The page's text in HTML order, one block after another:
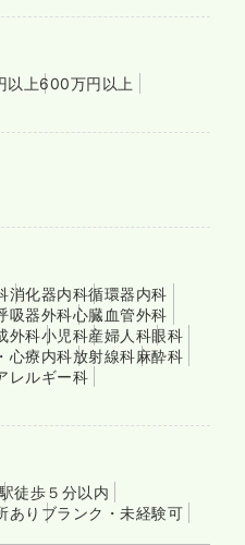
以上600万円以上
消化器内科循環器内科
吸器外科心臓血管外科
外科小児科産婦人科眼科
心療内科放射線科麻酔科
レルギー科
駅徒歩５分以内
あり ブランク・未経験可